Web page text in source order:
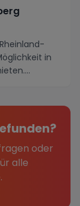
in
oder
alle